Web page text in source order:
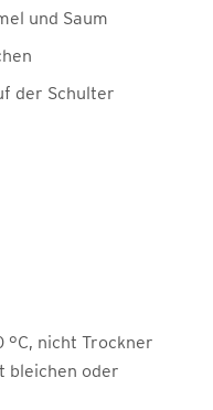
und Saum
der Schulter
°C, nicht Trockner
bleichen oder